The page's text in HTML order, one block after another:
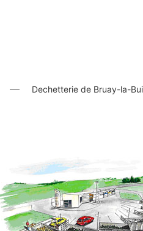
Dechetterie de Bruay-la-